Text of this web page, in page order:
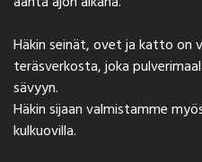
Häkin seinät, ovet ja katto
teräsverkosta, joka
sävyyn.
Häkin sijaan valmistamme
kulkuovilla.